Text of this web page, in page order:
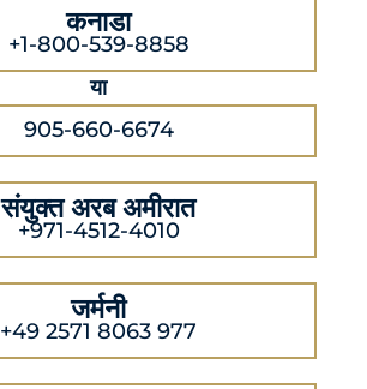
कनाडा
+1-800-539-8858
या
905-660-6674
संयुक्त अरब अमीरात
+971-4512-4010
जर्मनी
+49 2571 8063 977